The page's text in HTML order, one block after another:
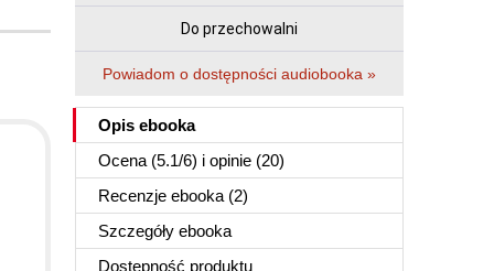
Do przechowalni
Powiadom o dostępności audiobooka »
Opis ebooka
Ocena (5.1/6) i opinie (20)
Recenzje ebooka (2)
Szczegóły ebooka
Dostępność produktu